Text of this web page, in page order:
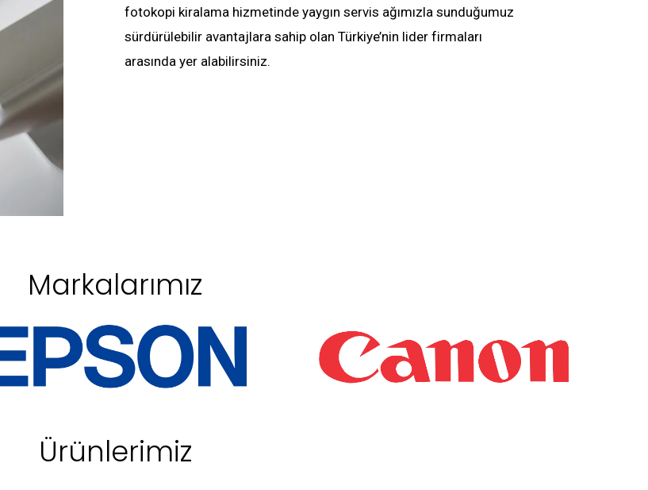
fotokopi kiralama hizmetinde yaygın servis ağımızla sunduğumuz
sürdürülebilir avantajlara sahip olan Türkiye’nin lider firmaları
arasında yer alabilirsiniz.
Markalarımız
Ürünlerimiz